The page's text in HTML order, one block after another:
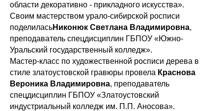
области декоративно - прикладного искусства».
Своим мастерством урало-сибирской росписи
поделиласьНиконюк Светлана Владимировна,
преподаватель спецдисциплин ГБПОУ «Южно-
Уральский государственный колледж».
Мастер-класс по художественной росписи дерева в
стиле златоустовской гравюры провела Краснова
Вероника Владимировна, преподаватель
спецдисциплин ГБПОУ «Златоустовский
индустриальный колледж им. П.П. Аносова».